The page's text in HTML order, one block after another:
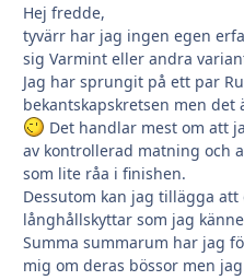
Hej fredde,
tyvärr har jag ingen egen
sig Varmint eller andra
Jag har sprungit på ett par
bekantskapskretsen men
Det handlar mest om att
av kontrollerad matning och
som lite råa i finishen.
Dessutom kan jag tillägga
långhållskyttar som jag
Summa summarum har jag
mig om deras bössor men